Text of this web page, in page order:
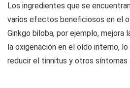
Los ingredientes que se
varios efectos beneficiosos en el
Ginkgo biloba, por ejemplo, mejora
la oxigenación en el oído interno,
reducir el tinnitus y otros síntomas